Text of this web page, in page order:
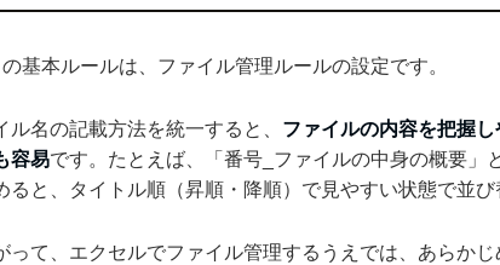
基本ルールは、ファイル管理ルールの設定です。
ル名の記載方法を統一すると、 ファイルの内容を把握
容易です。たとえば、「番号_ファイルの中身の概要」
ると、タイトル順（昇順・降順）で見やすい状態で並び
って、エクセルでファイル管理するうえでは、あらか